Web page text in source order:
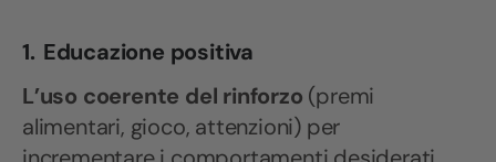
1. Educazione positiva
L’uso coerente del rinforzo (premi
alimentari, gioco, attenzioni) per